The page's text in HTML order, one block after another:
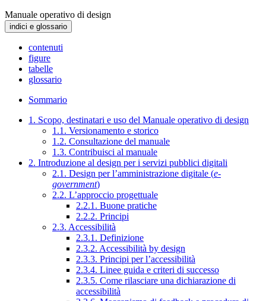
Manuale operativo di design
indici e glossario
contenuti
figure
tabelle
glossario
Sommario
1. Scopo, destinatari e uso del Manuale operativo di design
1.1. Versionamento e storico
1.2. Consultazione del manuale
1.3. Contribuisci al manuale
2. Introduzione al design per i servizi pubblici digitali
2.1. Design per l’amministrazione digitale (e-
government)
2.2. L’approccio progettuale
2.2.1. Buone pratiche
2.2.2. Principi
2.3. Accessibilità
2.3.1. Definizione
2.3.2. Accessibilità by design
2.3.3. Principi per l’accessibilità
2.3.4. Linee guida e criteri di successo
2.3.5. Come rilasciare una dichiarazione di
accessibilità